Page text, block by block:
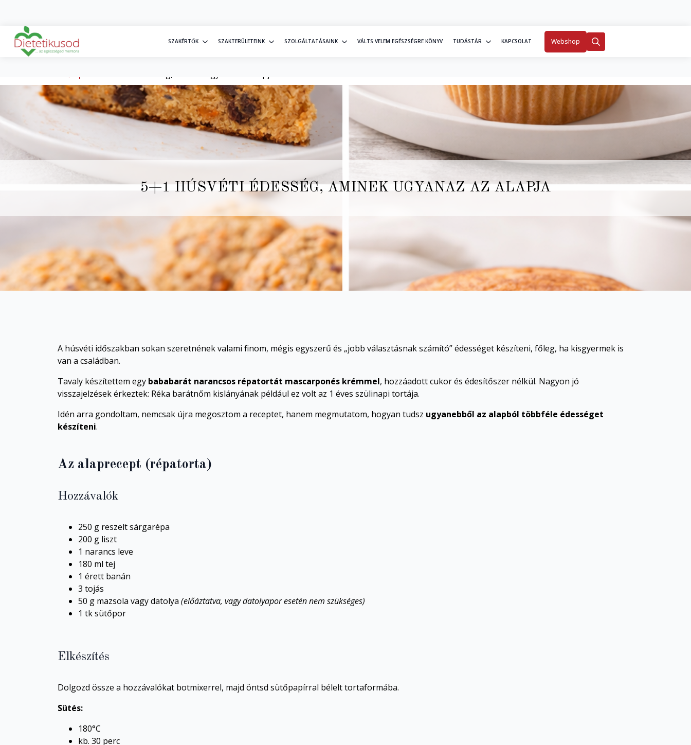
SZAKÉRTŐK SZAKTERÜLETEINK SZOLGÁLTATÁSAINK VÁLTS VELEM EGÉSZSÉGRE KÖNYV TUDÁSTÁR KAPCSOLAT Webshop
5+1 HÚSVÉTI ÉDESSÉG, AMINEK UGYANAZ AZ ALAPJA
A húsvéti időszakban sokan szeretnének valami finom, mégis egyszerű és „jobb választásnak számító” édességet készíteni, főleg, ha kisgyermek is
van a családban.
Tavaly készítettem egy bababarát narancsos répatortát mascarponés krémmel, hozzáadott cukor és édesítőszer nélkül. Nagyon jó
visszajelzések érkeztek: Réka barátnőm kislányának például ez volt az 1 éves szülinapi tortája.
Idén arra gondoltam, nemcsak újra megosztom a receptet, hanem megmutatom, hogyan tudsz ugyanebből az alapból többféle édességet
készíteni.
Az alaprecept (répatorta)
Hozzávalók
250 g reszelt sárgarépa
200 g liszt
1 narancs leve
180 ml tej
1 érett banán
3 tojás
50 g mazsola vagy datolya (előáztatva, vagy datolyapor esetén nem szükséges)
1 tk sütőpor
Elkészítés
Dolgozd össze a hozzávalókat botmixerrel, majd öntsd sütőpapírral bélelt tortaformába.
Sütés:
180°C
kb. 30 perc